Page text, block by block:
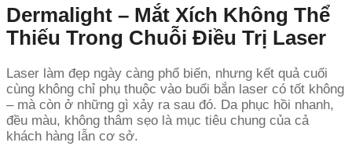
Dermalight – Mắt Xích Không Thể
Thiếu Trong Chuỗi Điều Trị Laser
Laser làm đẹp ngày càng phổ biến, nhưng kết quả cuối
cùng không chỉ phụ thuộc vào buổi bắn laser có tốt không
– mà còn ở những gì xảy ra sau đó. Da phục hồi nhanh,
đều màu, không thâm sẹo là mục tiêu chung của cả
khách hàng lẫn cơ sở.